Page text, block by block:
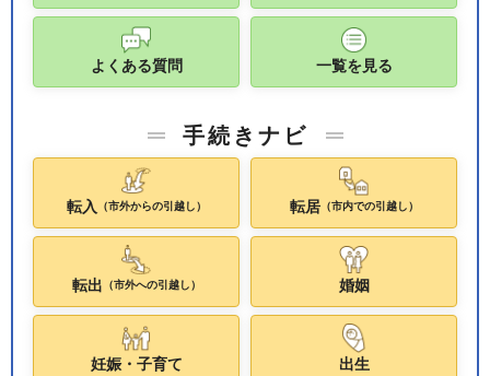
よくある質問 一覧を見る
手続きナビ
転入 （市外からの引越し） 転居（市内での引越し）
転出 （市外への引越し） 婚姻
妊娠・子育て 出生